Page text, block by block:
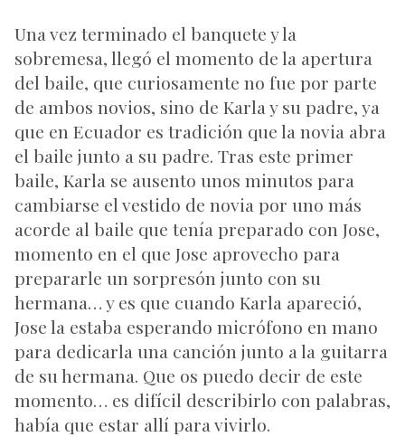
Una vez terminado el banquete y la
sobremesa, llegó el momento de la apertura
del baile, que curiosamente no fue por parte
de ambos novios, sino de Karla y su padre, ya
que en Ecuador es tradición que la novia abra
el baile junto a su padre. Tras este primer
baile, Karla se ausento unos minutos para
cambiarse el vestido de novia por uno más
acorde al baile que tenía preparado con Jose,
momento en el que Jose aprovecho para
prepararle un sorpresón junto con su
hermana… y es que cuando Karla apareció,
Jose la estaba esperando micrófono en mano
para dedicarla una canción junto a la guitarra
de su hermana. Que os puedo decir de este
momento… es difícil describirlo con palabras,
había que estar allí para vivirlo.